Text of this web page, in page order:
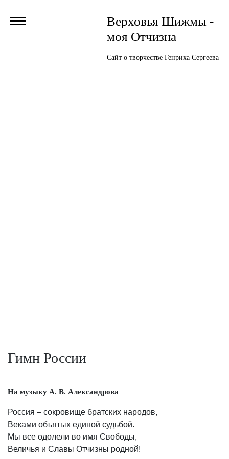
Верховья Шижмы -
моя Отчизна
Сайт о творчестве Генриха Сергеева
Гимн России
На музыку А. В. Александрова
Россия – сокровище братских народов,
Веками объятых единой судьбой.
Мы все одолели во имя Свободы,
Величья и Славы Отчизны родной!